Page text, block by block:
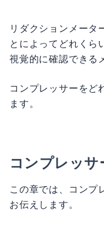
リダクションメータ
とによってどれくら
視覚的に確認できる
コンプレッサーをど
ます。
コンプレッ
この章では、コンプ
お伝えします。